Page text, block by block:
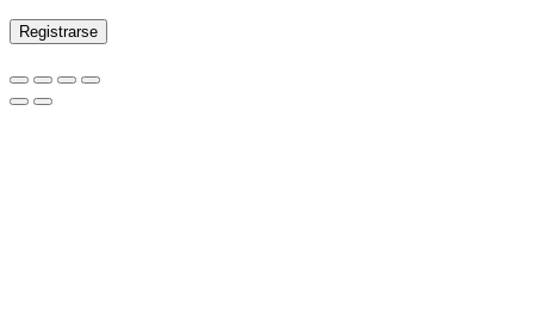
Registrarse